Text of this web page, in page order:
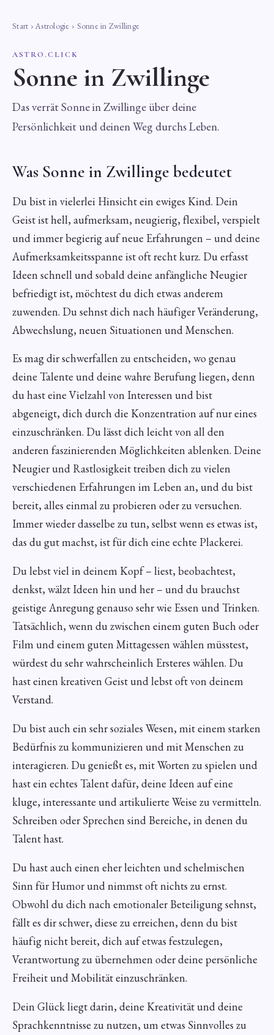
Start ›Astrologie › Sonne in Zwillinge
ASTRO.CLICK
Sonne in Zwillinge
Das verrät Sonne in Zwillinge über deine
Persönlichkeit und deinen Weg durchs Leben.
Was Sonne in Zwillinge bedeutet
Du bist in vielerlei Hinsicht ein ewiges Kind. Dein
Geist ist hell, aufmerksam, neugierig, flexibel, verspielt
und immer begierig auf neue Erfahrungen – und deine
Aufmerksamkeitsspanne ist oft recht kurz. Du erfasst
Ideen schnell und sobald deine anfängliche Neugier
befriedigt ist, möchtest du dich etwas anderem
zuwenden. Du sehnst dich nach häufiger Veränderung,
Abwechslung, neuen Situationen und Menschen.
Es mag dir schwerfallen zu entscheiden, wo genau
deine Talente und deine wahre Berufung liegen, denn
du hast eine Vielzahl von Interessen und bist
abgeneigt, dich durch die Konzentration auf nur eines
einzuschränken. Du lässt dich leicht von all den
anderen faszinierenden Möglichkeiten ablenken. Deine
Neugier und Rastlosigkeit treiben dich zu vielen
verschiedenen Erfahrungen im Leben an, und du bist
bereit, alles einmal zu probieren oder zu versuchen.
Immer wieder dasselbe zu tun, selbst wenn es etwas ist,
das du gut machst, ist für dich eine echte Plackerei.
Du lebst viel in deinem Kopf – liest, beobachtest,
denkst, wälzt Ideen hin und her – und du brauchst
geistige Anregung genauso sehr wie Essen und Trinken.
Tatsächlich, wenn du zwischen einem guten Buch oder
Film und einem guten Mittagessen wählen müsstest,
würdest du sehr wahrscheinlich Ersteres wählen. Du
hast einen kreativen Geist und lebst oft von deinem
Verstand.
Du bist auch ein sehr soziales Wesen, mit einem starken
Bedürfnis zu kommunizieren und mit Menschen zu
interagieren. Du genießt es, mit Worten zu spielen und
hast ein echtes Talent dafür, deine Ideen auf eine
kluge, interessante und artikulierte Weise zu vermitteln.
Schreiben oder Sprechen sind Bereiche, in denen du
Talent hast.
Du hast auch einen eher leichten und schelmischen
Sinn für Humor und nimmst oft nichts zu ernst.
Obwohl du dich nach emotionaler Beteiligung sehnst,
fällt es dir schwer, diese zu erreichen, denn du bist
häufig nicht bereit, dich auf etwas festzulegen,
Verantwortung zu übernehmen oder deine persönliche
Freiheit und Mobilität einzuschränken.
Dein Glück liegt darin, deine Kreativität und deine
Sprachkenntnisse zu nutzen, um etwas Sinnvolles zu